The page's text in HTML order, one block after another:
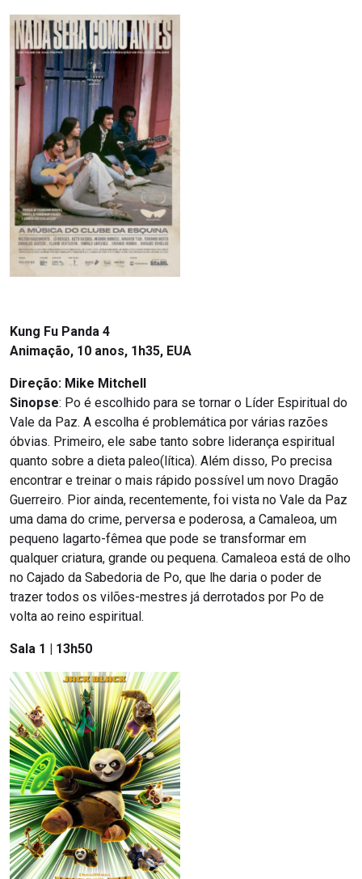
Kung Fu Panda 4
Animação, 10 anos, 1h35, EUA
Direção: Mike Mitchell
Sinopse: Po é escolhido para se tornar o Líder Espiritual do
Vale da Paz. A escolha é problemática por várias razões
óbvias. Primeiro, ele sabe tanto sobre liderança espiritual
quanto sobre a dieta paleo(lítica). Além disso, Po precisa
encontrar e treinar o mais rápido possível um novo Dragão
Guerreiro. Pior ainda, recentemente, foi vista no Vale da Paz
uma dama do crime, perversa e poderosa, a Camaleoa, um
pequeno lagarto-fêmea que pode se transformar em
qualquer criatura, grande ou pequena. Camaleoa está de olho
no Cajado da Sabedoria de Po, que lhe daria o poder de
trazer todos os vilões-mestres já derrotados por Po de
volta ao reino espiritual.
Sala 1 | 13h50